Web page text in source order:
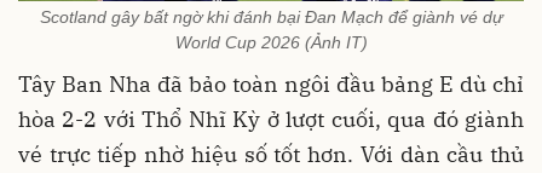
Scotland gây bất ngờ khi đánh bại Đan Mạch để giành vé dự
World Cup 2026 (Ảnh IT)
Tây Ban Nha đã bảo toàn ngôi đầu bảng E dù chỉ
hòa 2-2 với Thổ Nhĩ Kỳ ở lượt cuối, qua đó giành
vé trực tiếp nhờ hiệu số tốt hơn. Với dàn cầu thủ